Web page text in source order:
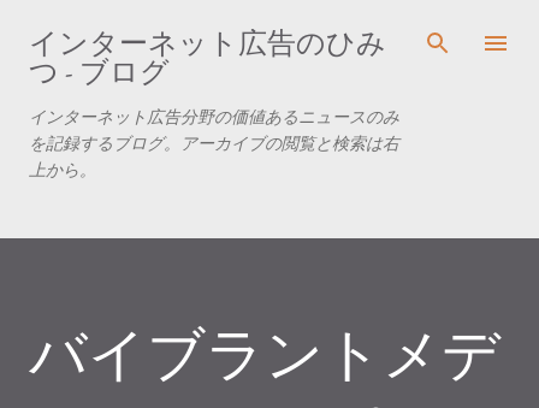
スキップしてメイン コンテンツに移動
インターネット広告のひみ
つ - ブログ
インターネット広告分野の価値あるニュースのみ
を記録するブログ。アーカイブの閲覧と検索は右
上から。
バイブラントメデ